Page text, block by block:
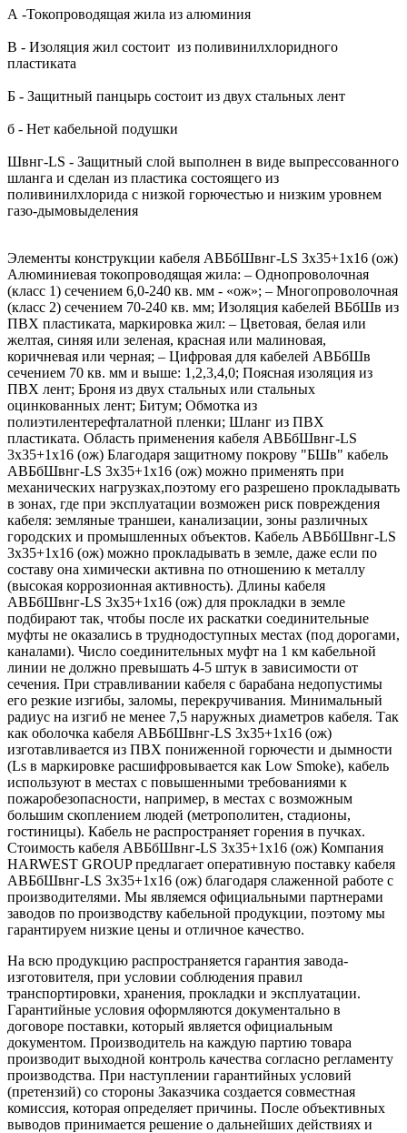
А -Токопроводящая жила из алюминия
В - Изоляция жил состоит из поливинилхлоридного
пластиката
Б - Защитный панцырь состоит из двух стальных лент
б - Нет кабельной подушки
Швнг-LS - Защитный слой выполнен в виде выпрессованного
шланга и сделан из пластика состоящего из
поливинилхлорида с низкой горючестью и низким уровнем
газо-дымовыделения
Элементы конструкции кабеля АВБбШвнг-LS 3х35+1х16 (ож)
Алюминиевая токопроводящая жила: – Однопроволочная
(класс 1) сечением 6,0-240 кв. мм - «ож»; – Многопроволочная
(класс 2) сечением 70-240 кв. мм; Изоляция кабелей ВБбШв из
ПВХ пластиката, маркировка жил: – Цветовая, белая или
желтая, синяя или зеленая, красная или малиновая,
коричневая или черная; – Цифровая для кабелей АВБбШв
сечением 70 кв. мм и выше: 1,2,3,4,0; Поясная изоляция из
ПВХ лент; Броня из двух стальных или стальных
оцинкованных лент; Битум; Обмотка из
полиэтилентерефталатной пленки; Шланг из ПВХ
пластиката. Область применения кабеля АВБбШвнг-LS
3х35+1х16 (ож) Благодаря защитному покрову "БШв" кабель
АВБбШвнг-LS 3х35+1х16 (ож) можно применять при
механических нагрузках,поэтому его разрешено прокладывать
в зонах, где при эксплуатации возможен риск повреждения
кабеля: земляные траншеи, канализации, зоны различных
городских и промышленных объектов. Кабель АВБбШвнг-LS
3х35+1х16 (ож) можно прокладывать в земле, даже если по
составу она химически активна по отношению к металлу
(высокая коррозионная активность). Длины кабеля
АВБбШвнг-LS 3х35+1х16 (ож) для прокладки в земле
подбирают так, чтобы после их раскатки соединительные
муфты не оказались в труднодоступных местах (под дорогами,
каналами). Число соединительных муфт на 1 км кабельной
линии не должно превышать 4-5 штук в зависимости от
сечения. При стравливании кабеля с барабана недопустимы
его резкие изгибы, заломы, перекручивания. Минимальный
радиус на изгиб не менее 7,5 наружных диаметров кабеля. Так
как оболочка кабеля АВБбШвнг-LS 3х35+1х16 (ож)
изготавливается из ПВХ пониженной горючести и дымности
(Ls в маркировке расшифровывается как Low Smoke), кабель
используют в местах с повышенными требованиями к
пожаробезопасности, например, в местах с возможным
большим скоплением людей (метрополитен, стадионы,
гостиницы). Кабель не распространяет горения в пучках.
Стоимость кабеля АВБбШвнг-LS 3х35+1х16 (ож) Компания
HARWEST GROUP предлагает оперативную поставку кабеля
АВБбШвнг-LS 3х35+1х16 (ож) благодаря слаженной работе с
производителями. Мы являемся официальными партнерами
заводов по производству кабельной продукции, поэтому мы
гарантируем низкие цены и отличное качество.
На всю продукцию распространяется гарантия завода-
изготовителя, при условии соблюдения правил
транспортировки, хранения, прокладки и эксплуатации.
Гарантийные условия оформляются документально в
договоре поставки, который является официальным
документом. Производитель на каждую партию товара
производит выходной контроль качества согласно регламенту
производства. При наступлении гарантийных условий
(претензий) со стороны Заказчика создается совместная
комиссия, которая определяет причины. После объективных
выводов принимается решение о дальнейших действиях и